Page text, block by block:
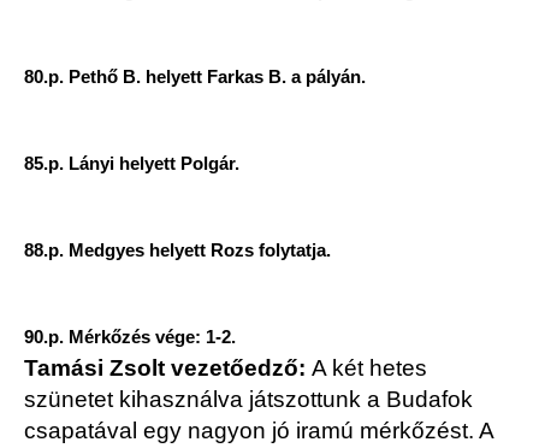
80.p. Pethő B. helyett Farkas B. a pályán.
85.p. Lányi helyett Polgár.
88.p. Medgyes helyett Rozs folytatja.
90.p. Mérkőzés vége: 1-2.
Tamási Zsolt vezetőedző: A két hetes
szünetet kihasználva játszottunk a Budafok
csapatával egy nagyon jó iramú mérkőzést. A